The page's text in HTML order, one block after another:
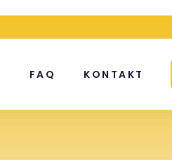
FAQ KONTAKT